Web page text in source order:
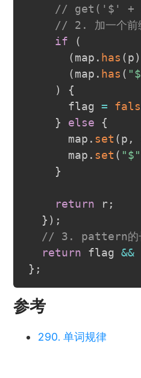
// get('$' +
// 2. 加一个
if
(
(map . has (p)
(map . has (
)
{
      flag
=
}
else
{
      map
. set (p ,
      map
. set ( "$"
}
return r;
} ) ;
// 3. pattern的
return flag &&
} ;
参考
290. 单词规律